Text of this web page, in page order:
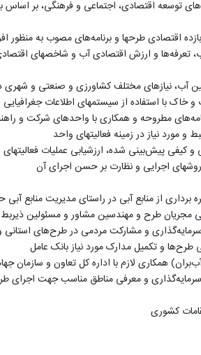
توسعه اقتصادی، اجتماعی و فرهنگی، بر
اقتصادی طرحها و برنامه‌های مصوب به
تعرفه‌ها و ارزش اقتصادی آب و شاخصهای
آب، نیازهای مختلف کشاورزی و صنعتی و شهری
و خاک با استفاده از سیستمهای اطلاعات
مطروحه و همکاری با واحدهای شرکت و
مورد نیاز در زمینه فعالیتهای واحد
کیفی پیش‌بینی شده، ارزشیابی عملیات
اجرایی و نظارت بر حسن اجرای آن
از منابع آبی در راستای مدیریت منابع آبی
طرح و مهندسین مشاور و مسئولین ذیربط
و مشارکت مردمی در طرح‌های استانی و
طرح‌ها و تکمیل مدارک مورد نیاز بانک عامل
همکاری لازم با اداره کل تعاون و ‌سازمان
سرمایه‌گذاری و معرفی مناطق مناسب جهت اجرای
کشوری